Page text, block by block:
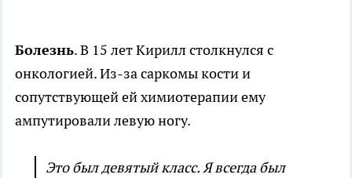
Болезнь. В 15 лет Кирилл столкнулся с
онкологией. Из-за саркомы кости и
сопутствующей ей химиотерапии ему
ампутировали левую ногу.
Это был девятый класс. Я всегда был